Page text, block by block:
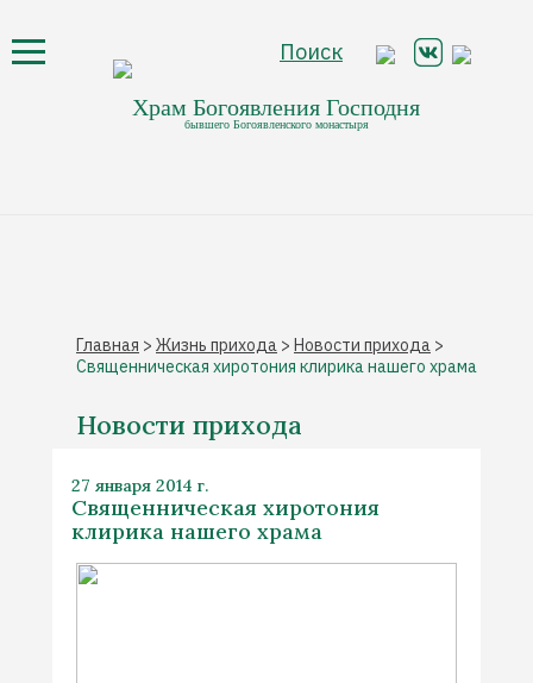
Храм Богоявления Господня
бывшего Богоявленского монастыря
Поиск
Главная > Жизнь прихода > Новости прихода >
Священническая хиротония клирика нашего храма
Новости прихода
27 января 2014 г.
Священническая хиротония
клирика нашего храма